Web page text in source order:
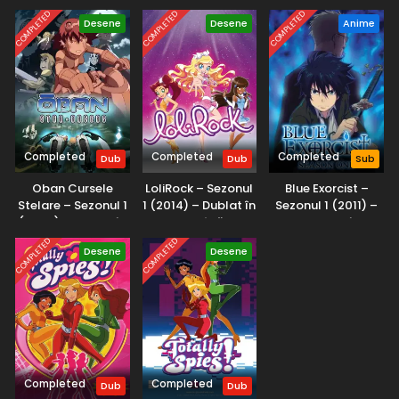
Midwest.
COMPLETED Desene
Completed Dub
Oban Cursele
Stelare – Sezonul 1
(2006) – Dublat în
Română
COMPLETED Desene
Completed Dub
LoliRock – Sezonul
1 (2014) – Dublat în
Română
COMPLETED Anime
Completed Sub
Blue Exorcist –
Sezonul 1 (2011) –
Subtitrat în
COMPLETED Desene
Completed Dub
COMPLETED Desene
Completed Dub